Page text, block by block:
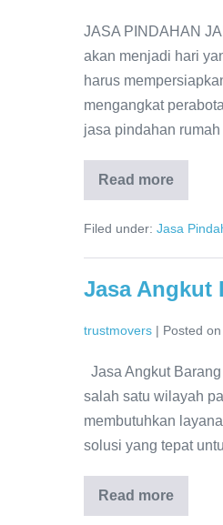
JASA PINDAHAN
akan menjadi hari
harus
mengangkat
jasa pindahan
Read more
Jasa
Pindahan
Bogor
Filed under: Jasa
Jasa Angkut
trustmovers | Posted on
Jasa Angkut
salah satu wilayah
membutuhkan
solusi yang tepat
Read more
Jasa
Angkut